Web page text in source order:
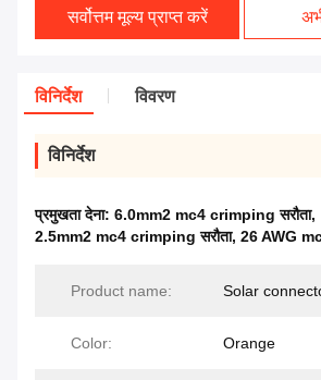
सर्वोत्तम मूल्य प्राप्त करें
विनिर्देश विवरण
विनिर्देश
प्रमुखता देना: 6.0mm2 mc4 crimping सरौता,
2.5mm2 mc4 crimping सरौता, 26 AWG
Product name: Solar
Color: Orange